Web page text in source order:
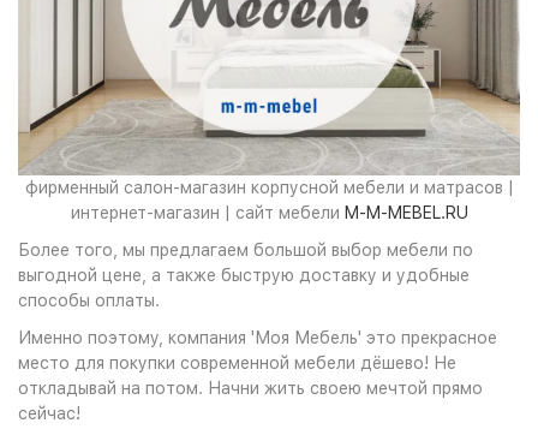
фирменный салон-магазин корпусной мебели и матрасов |
интернет-магазин | сайт мебели M-M-MEBEL.RU
Более того, мы предлагаем большой выбор мебели по
выгодной цене, а также быструю доставку и удобные
способы оплаты.
Именно поэтому, компания 'Моя Мебель' это прекрасное
место для покупки современной мебели дёшево! Не
откладывай на потом. Начни жить своею мечтой прямо
сейчас!